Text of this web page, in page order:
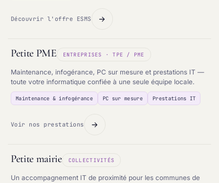
Découvrir l'offre ESMS
Petite PME ENTREPRISES · TPE / PME
Maintenance, infogérance, PC sur mesure et prestations IT —
toute votre informatique confiée à une seule équipe locale.
Maintenance & infogérance PC sur mesure Prestations IT
Voir nos prestations
Petite mairie COLLECTIVITÉS
Un accompagnement IT de proximité pour les communes de